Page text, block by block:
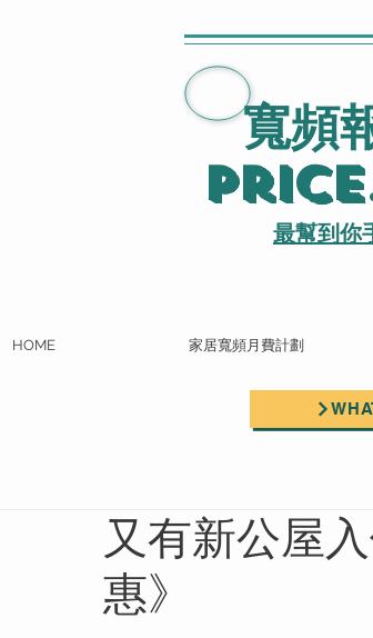
寬頻
最幫到你
HOME 家居寬頻月費計劃
又有新公屋
惠》